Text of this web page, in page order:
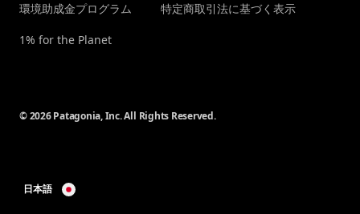
環境助成金プログラム
1% for the Planet
特定商取引法に基づく表示
© 2026 Patagonia, Inc. All Rights Reserved.
日本語